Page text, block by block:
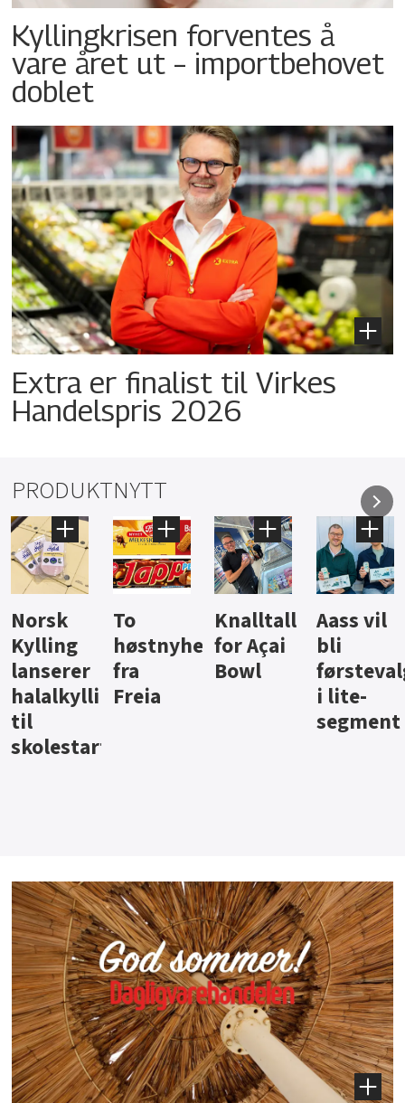
Kyllingkrisen forventes å
vare året ut – importbehovet
doblet
Extra er finalist til Virkes
Handelspris 2026
PRODUKTNYTT
Norsk
Kylling
lanserer
halalkyllingpålegg
til
skolestart
To
høstnyheter
fra
Freia
Knalltall
for Açai
Bowl
Aass vil
bli
i lite-
segment